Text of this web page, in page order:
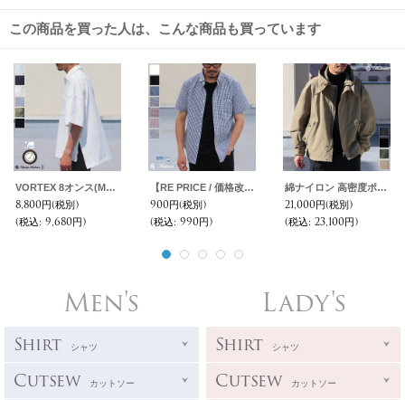
この商品を買った人は、こんな商品も買っています
VORTEX 8オンス(MVS天竺) サイドスリット ボクシーAラインポロシャツ【MADE IN JAPAN】『日本製』/ Upscape Audience
8,800円(税別)
(税込: 9,680円)
【RE PRICE / 価格改定】Coolmax（クールマックス）ボタンダウンワイドスプレッドカラー半袖シャツ / Audience
900円(税別)
(税込: 990円)
綿ナイロン 高密度ポプリン 脱着フード付き M-65 ショート モッズコート【送料無料】 / Audience
21,000円(税別)
(税込: 23,100円)
Men's
Shirt シャツ
Cutsew カットソー
Lady's
Shirt シャツ
Cutsew カットソー